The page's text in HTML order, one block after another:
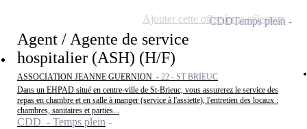
Agent / Agente de service
hospitalier (ASH) (H/F)
ASSOCIATION JEANNE GUERNION - 22 - ST BRIEUC
Dans un EHPAD situé en centre-ville de St-Brieuc, vous assurerez le service des
repas en chambre et en salle à manger (service à l'assiette), l'entretien des locaux :
chambres, sanitaires et parties...
CDD - Temps plein
CDDTemps plein
Ajouter cette offre à ma sélection